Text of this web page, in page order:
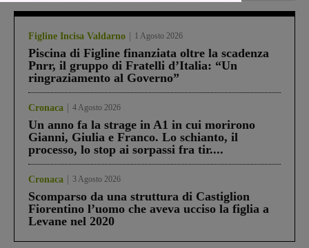
Figline Incisa Valdarno 1 Agosto 2026
Piscina di Figline finanziata oltre la scadenza
Pnrr, il gruppo di Fratelli d’Italia: “Un
ringraziamento al Governo”
Cronaca 4 Agosto 2026
Un anno fa la strage in A1 in cui morirono
Gianni, Giulia e Franco. Lo schianto, il
processo, lo stop ai sorpassi fra tir....
Cronaca 3 Agosto 2026
Scomparso da una struttura di Castiglion
Fiorentino l’uomo che aveva ucciso la figlia a
Levane nel 2020